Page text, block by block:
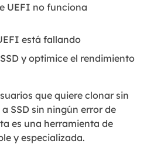
UEFI no funciona
está fallando
y optimice el rendimiento
que quiere clonar sin
SSD sin ningún error de
es una herramienta de
y especializada.